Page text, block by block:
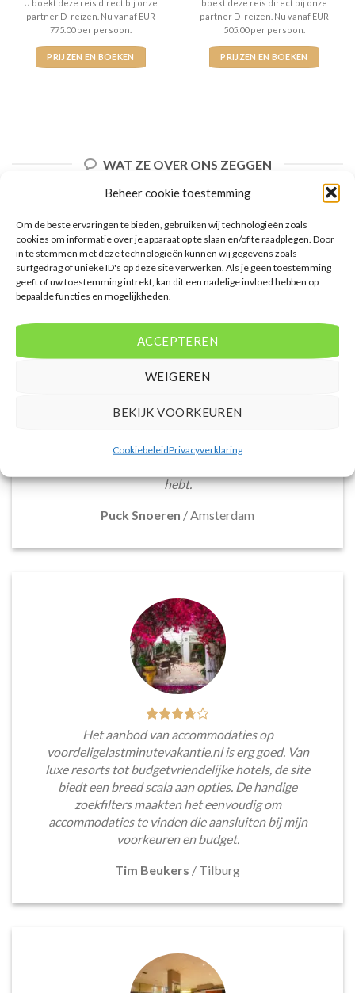
Beheer cookie toestemming
Om de beste ervaringen te bieden, gebruiken wij technologieën zoals
cookies om informatie over je apparaat op te slaan en/of te raadplegen. Door
in te stemmen met deze technologieën kunnen wij gegevens zoals
surfgedrag of unieke ID's op deze site verwerken. Als je geen toestemming
geeft of uw toestemming intrekt, kan dit een nadelige invloed hebben op
bepaalde functies en mogelijkheden.
ACCEPTEREN
WEIGEREN
BEKIJK VOORKEUREN
CookiebeleidPrivacyverklaring
U boekt deze reis direct bij onze
partner D-reizen. Nu vanaf EUR
775.00 per persoon.
PRIJZEN EN BOEKEN
boekt deze reis direct bij onze
partner D-reizen. Nu vanaf EUR
505.00 per persoon.
PRIJZEN EN BOEKEN
WAT ZE OVER ONS ZEGGEN
De website biedt een groot aanbod van lastminute
deals naar diverse populaire
eenvoudig zoeken op reisduur, bestemming en
continu vergeleken met andere aanbieders. Je hebt
hebt.
Puck Snoeren /Amsterdam
Het aanbod van accommodaties op
voordeligelastminutevakantie.nl is erg goed. Van
luxe resorts tot budgetvriendelijke hotels, de site
biedt een breed scala aan opties. De handige
zoekfilters maakten het eenvoudig om
accommodaties te vinden die aansluiten bij mijn
voorkeuren en budget.
Tim Beukers / Tilburg